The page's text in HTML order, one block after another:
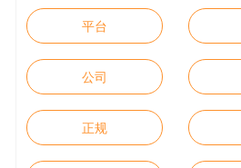
平台
公司
正规